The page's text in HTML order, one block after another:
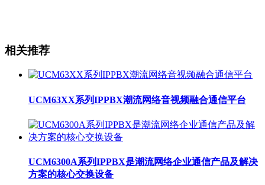
相关推荐
UCM63XX系列IPPBX潮流网络音视频融合通信平台
UCM6300A系列IPPBX是潮流网络企业通信产品及解决
方案的核心交换设备